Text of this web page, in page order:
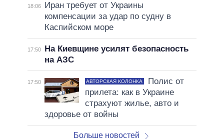
18:06
Иран требует от Украины
компенсации за удар по судну в
Каспийском море
17:50
На Киевщине усилят безопасность
на АЗС
17:50 АВТОРСКАЯ КОЛОНКА
Полис от
прилета: как в Украине
страхуют жилье, авто и
здоровье от войны
Больше новостей